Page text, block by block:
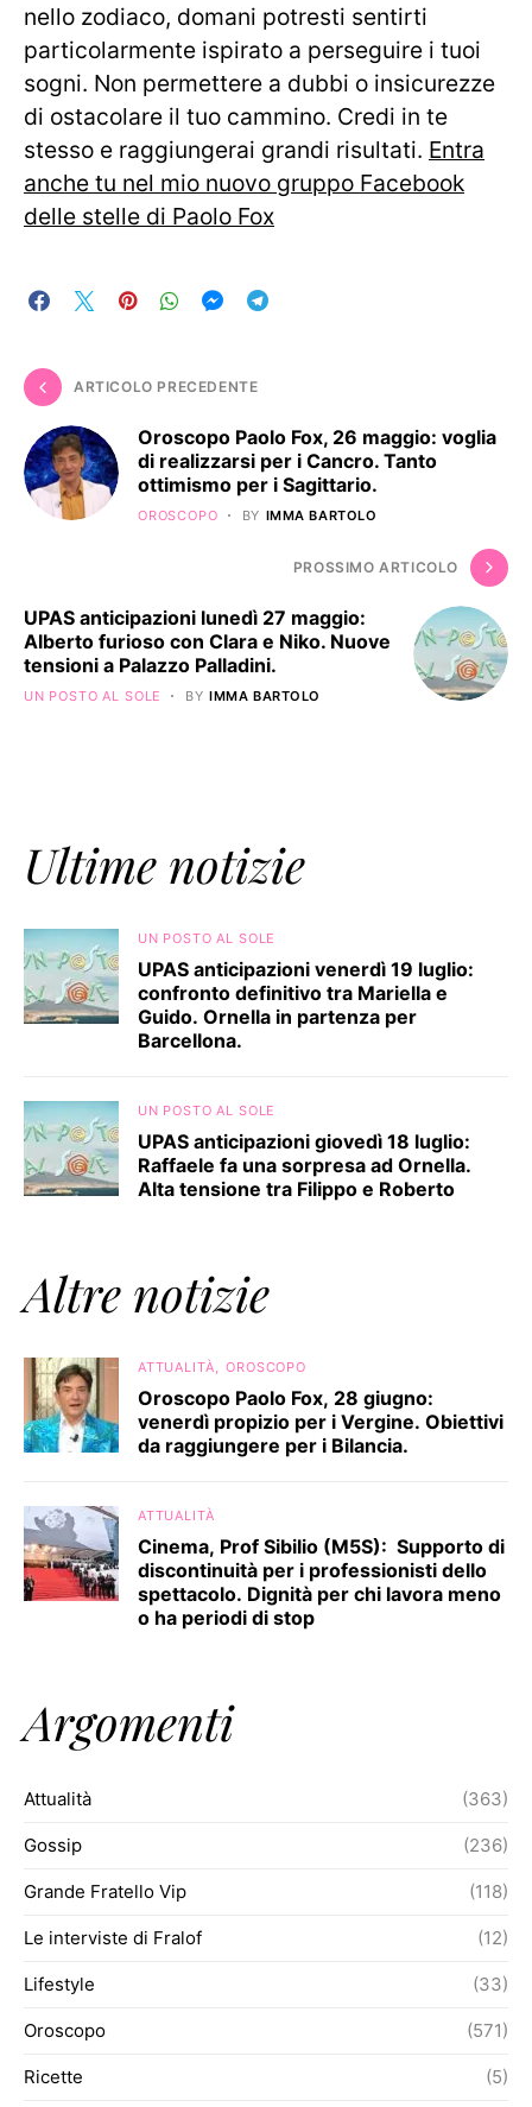
nello zodiaco, domani potresti sentirti
particolarmente ispirato a perseguire i tuoi
sogni. Non permettere a dubbi o insicurezze
di ostacolare il tuo cammino. Credi in te
stesso e raggiungerai grandi risultati. Entra
anche tu nel mio nuovo gruppo Facebook
delle stelle di Paolo Fox
ARTICOLO PRECEDENTE
Oroscopo Paolo Fox, 26 maggio: voglia
di realizzarsi per i Cancro. Tanto
ottimismo per i Sagittario.
OROSCOPO BY IMMA BARTOLO
PROSSIMO ARTICOLO
UPAS anticipazioni lunedì 27 maggio:
Alberto furioso con Clara e Niko. Nuove
tensioni a Palazzo Palladini.
UN POSTO AL SOLE BY IMMA BARTOLO
Ultime notizie
UN POSTO AL SOLE
UPAS anticipazioni venerdì 19 luglio:
confronto definitivo tra Mariella e
Guido. Ornella in partenza per
Barcellona.
UN POSTO AL SOLE
UPAS anticipazioni giovedì 18 luglio:
Raffaele fa una sorpresa ad Ornella.
Alta tensione tra Filippo e Roberto
Altre notizie
ATTUALITÀ OROSCOPO
Oroscopo Paolo Fox, 28 giugno:
venerdì propizio per i Vergine. Obiettivi
da raggiungere per i Bilancia.
ATTUALITÀ
Cinema, Prof Sibilio (M5S): Supporto di
discontinuità per i professionisti dello
spettacolo. Dignità per chi lavora meno
o ha periodi di stop
Argomenti
Attualità (363)
Gossip (236)
Grande Fratello Vip (118)
Le interviste di Fralof (12)
Lifestyle (33)
Oroscopo (571)
Ricette (5)